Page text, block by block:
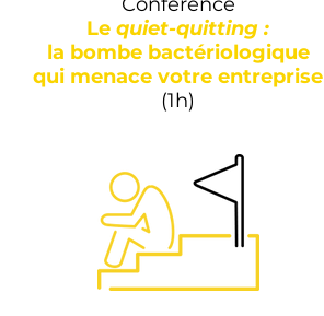
Le quiet-quitting :
la bombe bactériologique
qui menace votre entreprise
(1h)